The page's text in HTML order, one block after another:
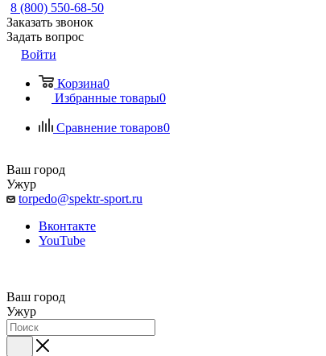
8 (800) 550-68-50
Заказать звонок
Задать вопрос
Войти
Корзина0
Избранные товары0
Сравнение товаров0
Ваш город
Ужур
torpedo@spektr-sport.ru
Вконтакте
YouTube
Ваш город
Ужур